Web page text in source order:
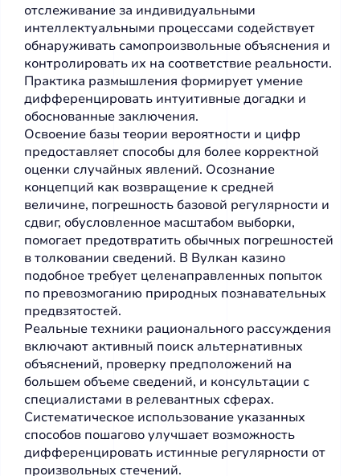
отслеживание за индивидуальными
интеллектуальными процессами содействует
обнаруживать самопроизвольные объяснения и
контролировать их на соответствие реальности.
Практика размышления формирует умение
дифференцировать интуитивные догадки и
обоснованные заключения.
Освоение базы теории вероятности и цифр
предоставляет способы для более корректной
оценки случайных явлений. Осознание
концепций как возвращение к средней
величине, погрешность базовой регулярности и
сдвиг, обусловленное масштабом выборки,
помогает предотвратить обычных погрешностей
в толковании сведений. В Вулкан казино
подобное требует целенаправленных попыток
по превозмоганию природных познавательных
предвзятостей.
Реальные техники рационального рассуждения
включают активный поиск альтернативных
объяснений, проверку предположений на
большем объеме сведений, и консультации с
специалистами в релевантных сферах.
Систематическое использование указанных
способов пошагово улучшает возможность
дифференцировать истинные регулярности от
произвольных стечений.